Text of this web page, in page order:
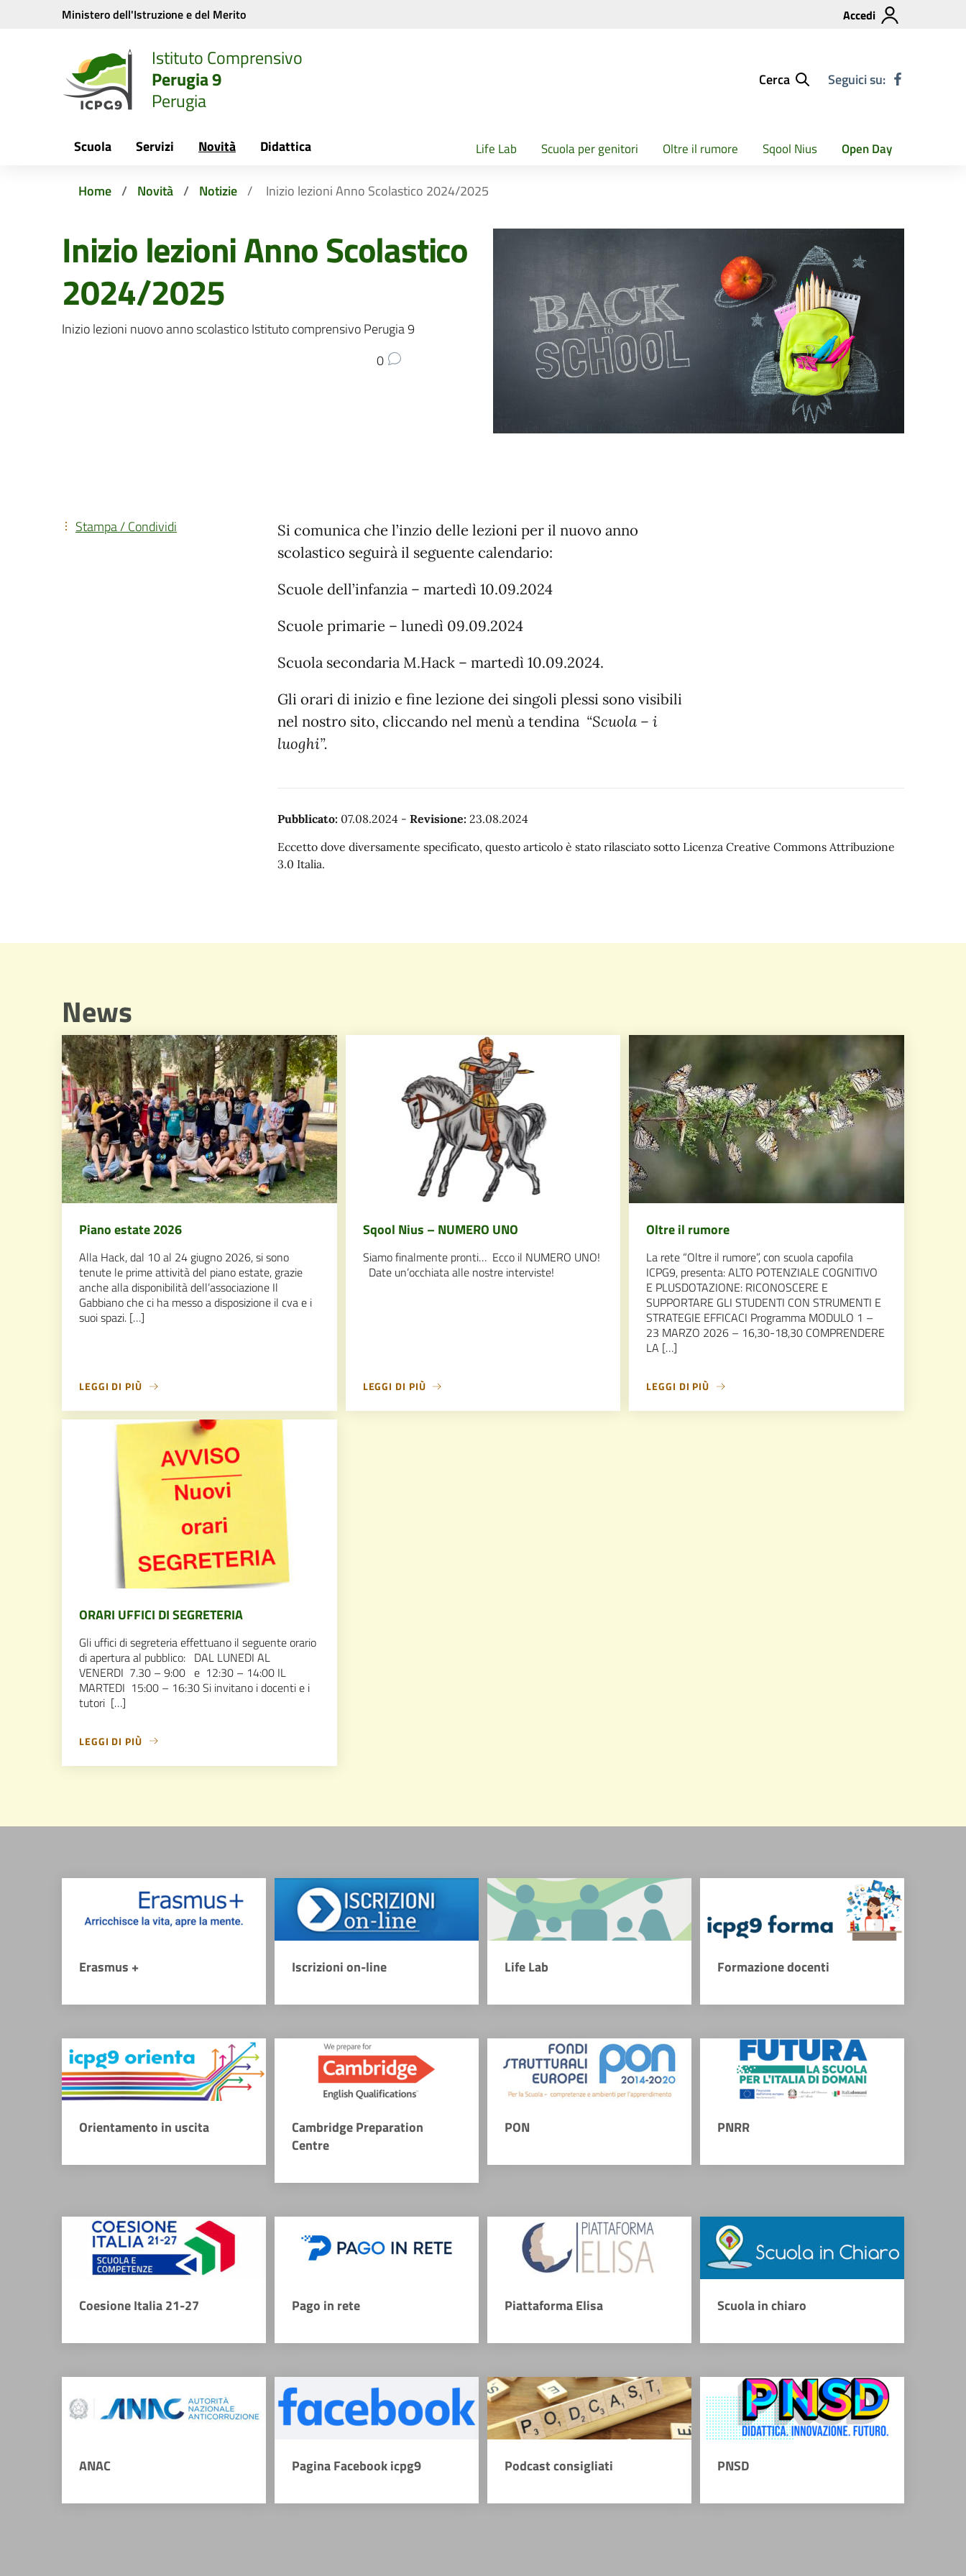
Vai ai contenuti
Vai al menu di navigazione
Ministero dell'Istruzione e del Merito Accedi
Istituto Comprensivo
Perugia 9
Perugia
Cerca Seguici su:
Scuola Servizi Novità Didattica Life Lab Scuola per genitori Oltre il rumore Sqool Nius Open Day
Home Novità Notizie Inizio lezioni Anno Scolastico 2024/2025
Inizio lezioni Anno Scolastico
2024/2025
Inizio lezioni nuovo anno scolastico Istituto comprensivo Perugia 9
0
Si comunica che l’inzio delle lezioni per il nuovo anno
scolastico seguirà il seguente calendario:
Scuole dell’infanzia – martedì 10.09.2024
Scuole primarie – lunedì 09.09.2024
Scuola secondaria M.Hack – martedì 10.09.2024.
Gli orari di inizio e fine lezione dei singoli plessi sono visibili
nel nostro sito, cliccando nel menù a tendina “Scuola – i
luoghi”.
Pubblicato: 07.08.2024 - Revisione: 23.08.2024
Eccetto dove diversamente specificato, questo articolo è stato rilasciato sotto Licenza Creative Commons Attribuzione
3.0 Italia.
Stampa / Condividi
News
Piano estate 2026
Alla Hack, dal 10 al 24 giugno 2026, si sono
tenute le prime attività del piano estate, grazie
anche alla disponibilità dell’associazione Il
Gabbiano che ci ha messo a disposizione il cva e i
suoi spazi. […]
LEGGI DI PIÙ
Sqool Nius – NUMERO UNO
Siamo finalmente pronti… Ecco il NUMERO UNO!
Date un’occhiata alle nostre interviste!
LEGGI DI PIÙ
Oltre il rumore
La rete “Oltre il rumore”, con scuola capofila
ICPG9, presenta: ALTO POTENZIALE COGNITIVO
E PLUSDOTAZIONE: RICONOSCERE E
SUPPORTARE GLI STUDENTI CON STRUMENTI E
STRATEGIE EFFICACI Programma MODULO 1 –
23 MARZO 2026 – 16,30-18,30 COMPRENDERE
LA […]
LEGGI DI PIÙ
ORARI UFFICI DI SEGRETERIA
Gli uffici di segreteria effettuano il seguente orario
di apertura al pubblico: DAL LUNEDI AL
VENERDI 7.30 – 9:00 e 12:30 – 14:00 IL
MARTEDI 15:00 – 16:30 Si invitano i docenti e i
tutori […]
LEGGI DI PIÙ
Erasmus + Iscrizioni on-line Life Lab Formazione docenti
Orientamento in uscita
Cambridge Preparation
Centre
PON PNRR
Coesione Italia 21-27 Pago in rete Piattaforma Elisa Scuola in chiaro
ANAC Pagina Facebook icpg9 Podcast consigliati PNSD